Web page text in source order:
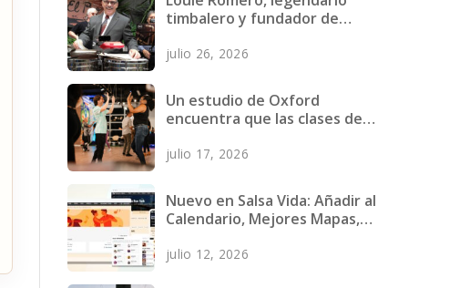
timbalero y fundador de
julio 26, 2026
Un estudio de Oxford
encuentra que las clases de
depresivos en jóvenes
julio 17, 2026
Nuevo en Salsa Vida: Añadir al
Calendario, Mejores Mapas,
julio 12, 2026